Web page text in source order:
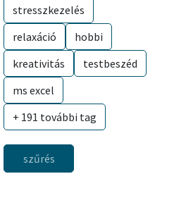
stresszkezelés
relaxáció
hobbi
kreativitás
testbeszéd
ms excel
+ 191 további tag
szűrés